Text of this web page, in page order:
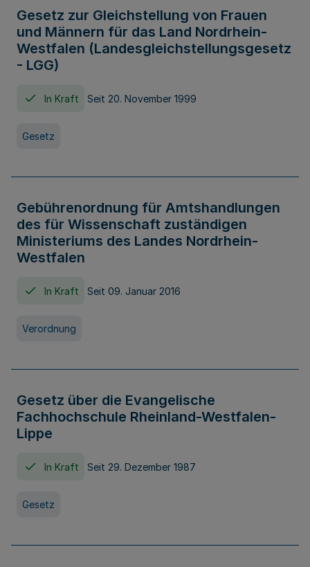
Gesetz zur Gleichstellung von Frauen
und Männern für das Land Nordrhein-
Westfalen (Landesgleichstellungsgesetz
- LGG)
In Kraft Seit 20. November 1999
Gesetz
Gebührenordnung für Amtshandlungen
des für Wissenschaft zuständigen
Ministeriums des Landes Nordrhein-
Westfalen
In Kraft Seit 09. Januar 2016
Verordnung
Gesetz über die Evangelische
Fachhochschule Rheinland-Westfalen-
Lippe
In Kraft Seit 29. Dezember 1987
Gesetz